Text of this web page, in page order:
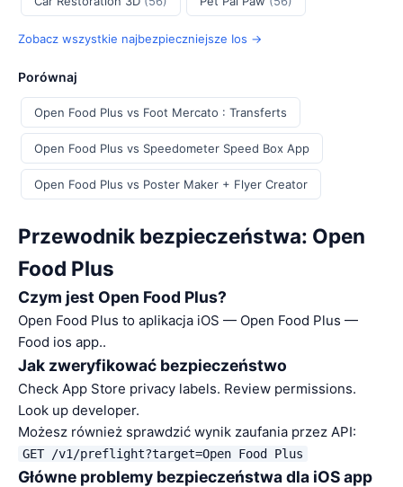
Zobacz wszystkie najbezpieczniejsze Ios →
Porównaj
Open Food Plus vs Foot Mercato : Transferts
Open Food Plus vs Speedometer Speed Box App
Open Food Plus vs Poster Maker + Flyer Creator
Przewodnik bezpieczeństwa: Open
Food Plus
Czym jest Open Food Plus?
Open Food Plus to aplikacja iOS — Open Food Plus —
Food ios app..
Jak zweryfikować bezpieczeństwo
Check App Store privacy labels. Review permissions.
Look up developer.
Możesz również sprawdzić wynik zaufania przez API:
GET /v1/preflight?target=Open Food Plus
Główne problemy bezpieczeństwa dla iOS app